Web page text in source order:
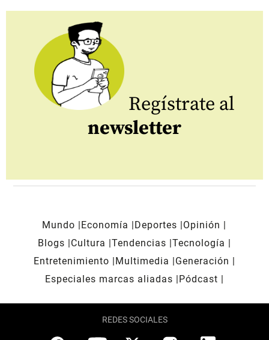
Regístrate al
newsletter
Mundo Economía Deportes
Opinión
Blogs
Cultura Tendencias Tecnología
Entretenimiento
Multimedia
Generación
Especiales marcas aliadas
Pódcast
REDES SOCIALES